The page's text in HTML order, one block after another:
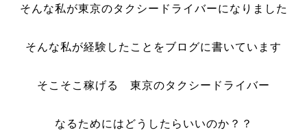
そんな私が東京のタクシードライバーになりました
そんな私が経験したことをブログに書いています
そこそこ稼げる 東京のタクシードライバー
なるためにはどうしたらいいのか？？